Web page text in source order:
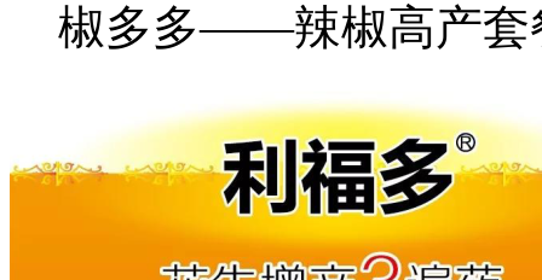
椒多多——辣椒高产套